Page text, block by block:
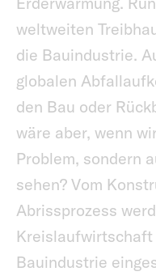
weltweiten
die Bauindustrie.
globalen
den Bau oder
wäre aber, wenn
Problem, sondern
sehen? Vom
Abrissprozess
Bauindustrie